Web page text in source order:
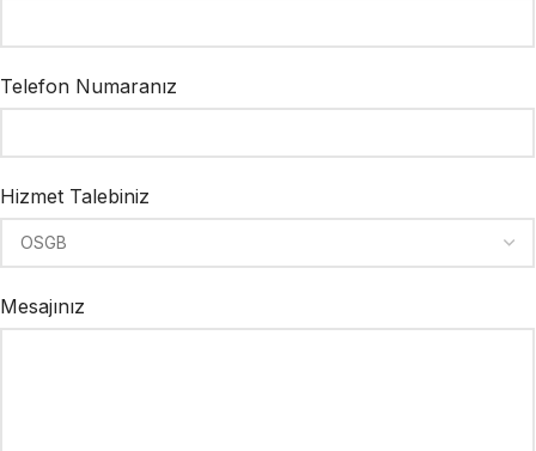
Telefon Numaranız
Hizmet Talebiniz
Mesajınız